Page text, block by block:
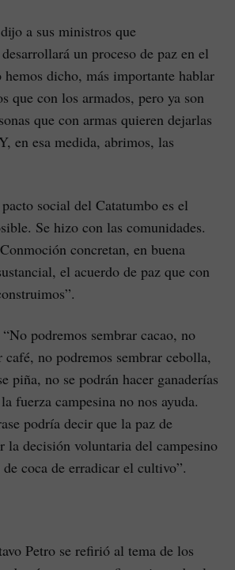
a sus ministros que
un proceso de paz en el
dicho, más importante hablar
que con los armados, pero ya son
que con armas quieren dejarlas
en esa medida, abrimos, las
social del Catatumbo es el
Se hizo con las comunidades.
concretan, en buena
el acuerdo de paz que con
podremos sembrar cacao, no
café, no podremos sembrar cebolla,
piña, no se podrán hacer ganaderías
fuerza campesina no nos ayuda.
podría decir que la paz de
la decisión voluntaria del campesino
coca de erradicar el cultivo”.
Petro se refirió al tema de los